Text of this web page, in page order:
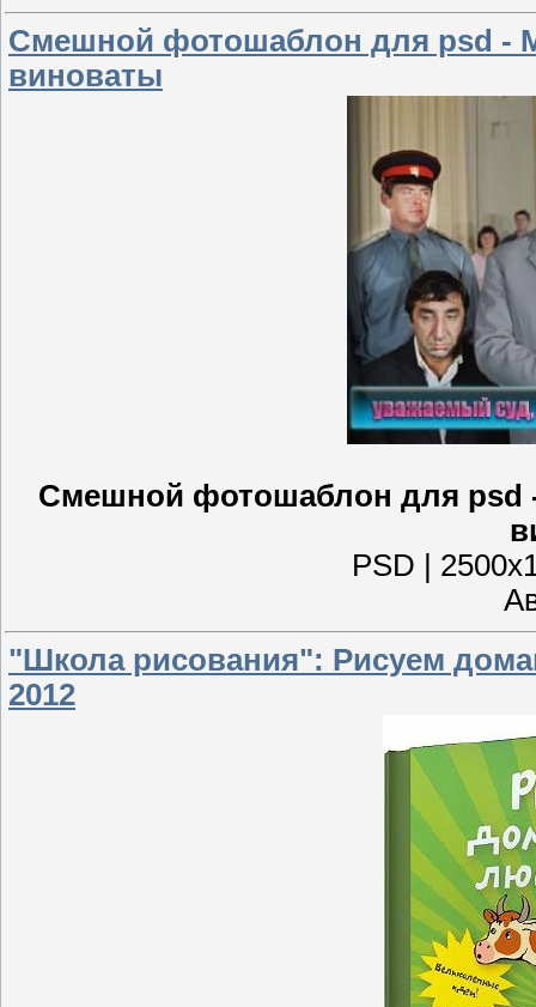
Смешной фотошаблон для psd -
виноваты
Смешной фотошаблон для psd
PSD |
"Школа рисования": Рисуем
2012